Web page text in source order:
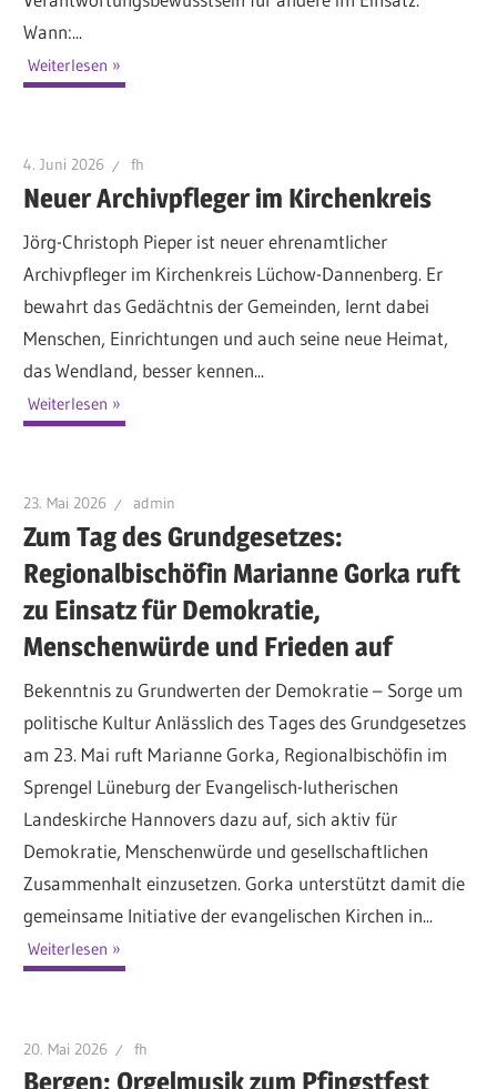
Wann:...
Weiterlesen
4. Juni 2026 fh
Neuer Archivpfleger im Kirchenkreis
Jörg-Christoph Pieper ist neuer ehrenamtlicher
Archivpfleger im Kirchenkreis Lüchow-Dannenberg. Er
bewahrt das Gedächtnis der Gemeinden, lernt dabei
Menschen, Einrichtungen und auch seine neue Heimat,
das Wendland, besser kennen...
Weiterlesen
23. Mai 2026 admin
Zum Tag des Grundgesetzes:
Regionalbischöfin Marianne Gorka ruft
zu Einsatz für Demokratie,
Menschenwürde und Frieden auf
Bekenntnis zu Grundwerten der Demokratie – Sorge um
politische Kultur Anlässlich des Tages des Grundgesetzes
am 23. Mai ruft Marianne Gorka, Regionalbischöfin im
Sprengel Lüneburg der Evangelisch-lutherischen
Landeskirche Hannovers dazu auf, sich aktiv für
Demokratie, Menschenwürde und gesellschaftlichen
Zusammenhalt einzusetzen. Gorka unterstützt damit die
gemeinsame Initiative der evangelischen Kirchen in...
Weiterlesen
20. Mai 2026 fh
Bergen: Orgelmusik zum Pfingstfest